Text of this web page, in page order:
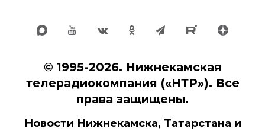
© 1995-2026. Нижнекамская
телерадиокомпания («НТР»). Все
права защищены.
Новости Нижнекамска, Татарстана и